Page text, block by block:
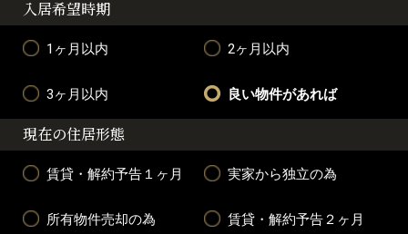
入居希望時期
1ヶ月以内 2ヶ月以内
3ヶ月以内 良い物件があれば
現在の住居形態
賃貸・解約予告１ヶ月 実家から独立の為
所有物件売却の為 賃貸・解約予告２ヶ月